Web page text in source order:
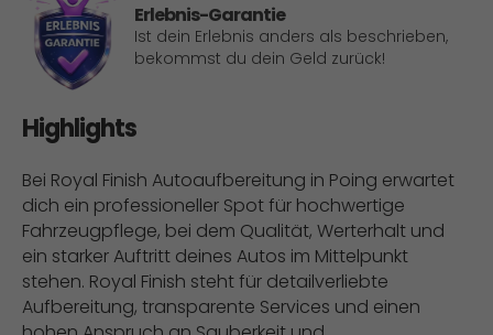
Erlebnis-Garantie
Ist dein Erlebnis anders als beschrieben,
bekommst du dein Geld zurück!
Highlights
Bei Royal Finish Autoaufbereitung in Poing erwartet
dich ein professioneller Spot für hochwertige
Fahrzeugpflege, bei dem Qualität, Werterhalt und
ein starker Auftritt deines Autos im Mittelpunkt
stehen. Royal Finish steht für detailverliebte
Aufbereitung, transparente Services und einen